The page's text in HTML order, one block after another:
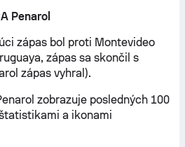
Penarol
zápas bol proti Montevideo
zápas sa skončil s
zápas vyhral).
zobrazuje posledných 100
a ikonami